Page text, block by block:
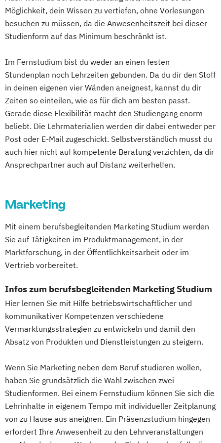
Gesundheits- und Pflegepädagogik
Gesundheitsmanagement
Gesundheitspsychologie
Gesundheitsökonomie Growth Hacking
Growth Hacking (DE/EN)
Growth Hacking for Entrepreneurs (DE/EN)
Heilpädagogik
Heilpädagogik und Inklusion
Hotelmanagement (DE/EN)
IT-Management
Immobilienmanagement
Immobilienwirtschaft
(DE/EN)
Innovation and Entrepreneurship (DE/EN)
International Healthcare Management
(DE/EN)
International Management (DE/EN)
Internationales Marketing
Journalismus und digitale Kommunikation
Kindheitspädagogik
Kindheitspädagogik für Erzieher:innen
Kommunikationspsychologie
Kultur- und Medienpädagogik
Leitungshandeln in der Pädagogik
Logistikmanagement Logopädie
Management (DE/EN)
Marketing
Marketing und digitale Medien
Human Resource Management
Marketingmanagement
Medienkommunikation & Journalismus
Nachhaltigkeits- und Klimamanagement
Online Marketing & Digital Commerce
Personal- und Kommunikationspsychologie
Pflege & Management Physiotherapie
Psychologie Rescue Management
Soziale Arbeit & Management
Soziale Arbeit – Professioneller Kinder- und
Sportjournalismus & Sportmarketing
Sportmanagement
Strategische Kommunikation & Digitales
Marketing
Vegan Food Management
Wirtschaftsingenieurwesen
Wirtschaftspsychologie
Möglichkeit, dein Wissen zu vertiefen, ohne Vorlesungen
besuchen zu müssen, da die Anwesenheitszeit bei dieser
Studienform auf das Minimum beschränkt ist.
Im Fernstudium bist du weder an einen festen
Stundenplan noch Lehrzeiten gebunden. Da du dir den Stoff
in deinen eigenen vier Wänden aneignest, kannst du dir
Zeiten so einteilen, wie es für dich am besten passt.
Gerade diese Flexibilität macht den Studiengang enorm
beliebt. Die Lehrmaterialien werden dir dabei entweder per
Post oder E-Mail zugeschickt. Selbstverständlich musst du
auch hier nicht auf kompetente Beratung verzichten, da dir
Ansprechpartner auch auf Distanz weiterhelfen.
Marketing
Mit einem berufsbegleitenden Marketing Studium werden
Sie auf Tätigkeiten im Produktmanagement, in der
Marktforschung, in der Öffentlichkeitsarbeit oder im
Vertrieb vorbereitet.
Infos zum berufsbegleitenden Marketing Studium
Hier lernen Sie mit Hilfe betriebswirtschaftlicher und
kommunikativer Kompetenzen verschiedene
Vermarktungsstrategien zu entwickeln und damit den
Absatz von Produkten und Dienstleistungen zu steigern.
Wenn Sie Marketing neben dem Beruf studieren wollen,
haben Sie grundsätzlich die Wahl zwischen zwei
Studienformen. Bei einem Fernstudium können Sie sich die
Lehrinhalte in eigenem Tempo mit individueller Zeitplanung
von zu Hause aus aneignen. Ein Präsenzstudium hingegen
erfordert Ihre Anwesenheit zu den Lehrveranstaltungen